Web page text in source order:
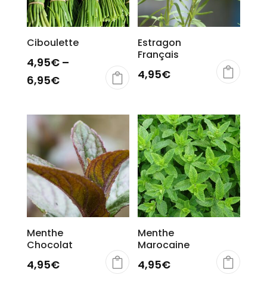
Ciboulette
4,95€–
6,95€
Estragon
Français
4,95€
Menthe
Chocolat
4,95€
Menthe
Marocaine
4,95€